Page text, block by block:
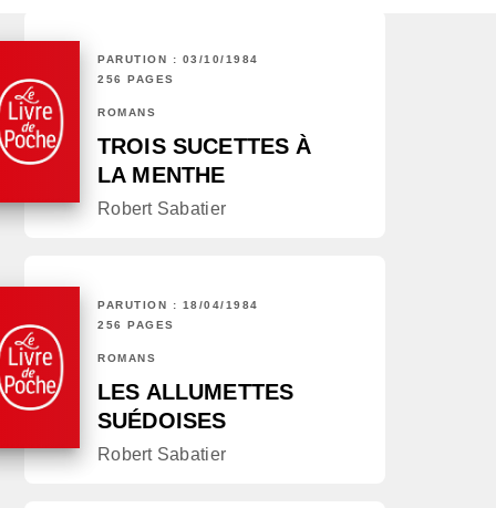
PARUTION : 03/10/1984
256 PAGES
ROMANS
TROIS SUCETTES À
LA MENTHE
Robert Sabatier
PARUTION : 18/04/1984
256 PAGES
ROMANS
LES ALLUMETTES
SUÉDOISES
Robert Sabatier